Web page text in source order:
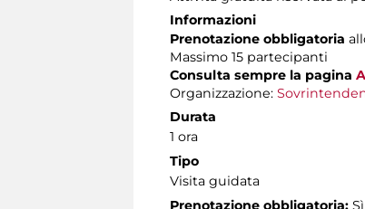
Informazioni
Prenotazione obbligatoria
Massimo 15 partecipanti
Consulta sempre la pagina
Organizzazione:
Durata
1 ora
Tipo
Visita guidata
Prenotazione obbligatoria: Sì